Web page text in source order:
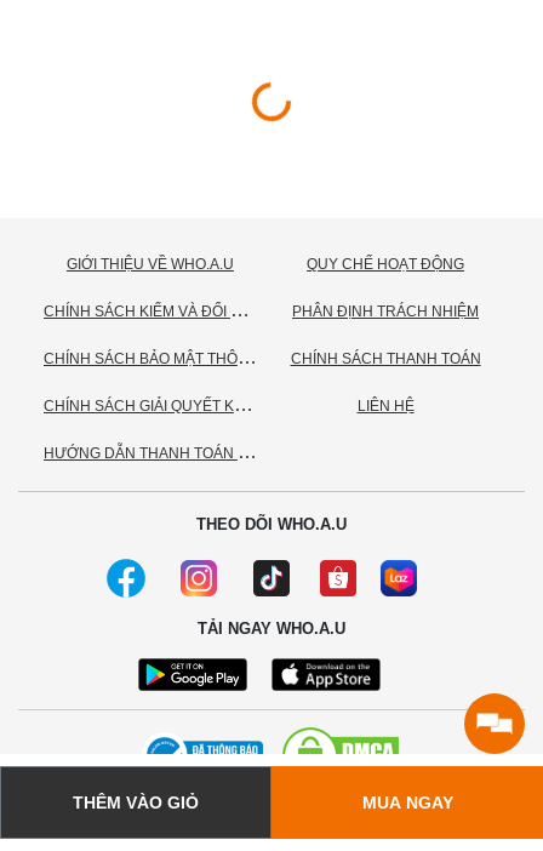
THÊM VÀO GIỎ MUA NGAY
GIỚI THIỆU VỀ WHO.A.U
C
HÍNH SÁCH KIỂM VÀ ĐỔI TRẢ HÀNG
C
HÍNH SÁCH BẢO MẬT THÔNG TIN CÁ NHÂN
C
HÍNH SÁCH GIẢI QUYẾT KHIẾU NẠI
H
ƯỚNG DẪN THANH TOÁN VNPAY
QUY CHẾ HOẠT ĐỘNG
PHÂN ĐỊNH TRÁCH NHIỆM
CHÍNH SÁCH THANH TOÁN
LIÊN HỆ
THEO DÕI WHO.A.U
TẢI NGAY WHO.A.U
© 2020 - Bản quyền thuộc về Công ty TNHH TC Commerce